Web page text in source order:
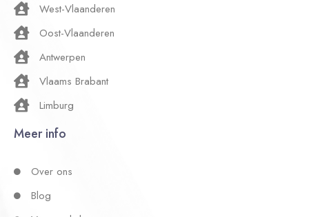
West-Vlaanderen
Oost-Vlaanderen
Antwerpen
Vlaams Brabant
Limburg
Meer info
Over ons
Blog